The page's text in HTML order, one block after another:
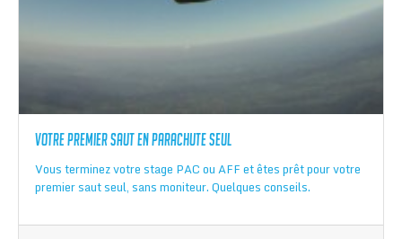
Votre premier saut en parachute seul
Vous terminez votre stage PAC ou AFF et êtes prêt pour votre
premier saut seul, sans moniteur. Quelques conseils.